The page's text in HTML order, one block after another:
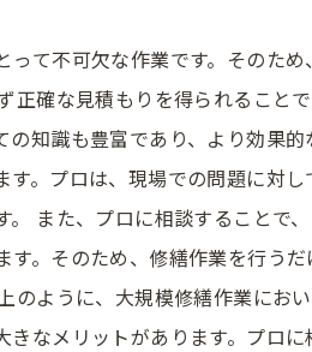
て不可欠な作業です。そのた
確な見積もりを得られること
知識も豊富であり、より効果
。プロは、現場での問題に対
また、プロに相談することで
。そのため、修繕作業を行う
のように、大規模修繕作業にお
なメリットがあります。プロ